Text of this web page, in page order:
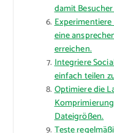
damit
eine
erreichen.
Integriere
einfach teilen
Optimiere die
Dateigrößen.